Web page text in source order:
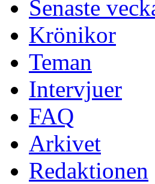
Senaste
Krönikor
Teman
Intervjuer
FAQ
Arkivet
Redaktionen